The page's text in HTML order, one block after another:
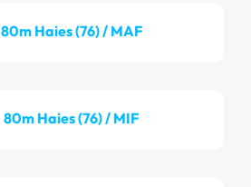
80m Haies (76) / MAF
80m Haies (76) / MIF